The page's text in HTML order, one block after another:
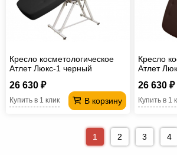
Кресло косметологическое
Атлет Люкс-1 черный
26 630 ₽
В корзину
Купить в 1 клик
Кресло
Атлет
26 630 ₽
Купить в 1
1 2 3 4